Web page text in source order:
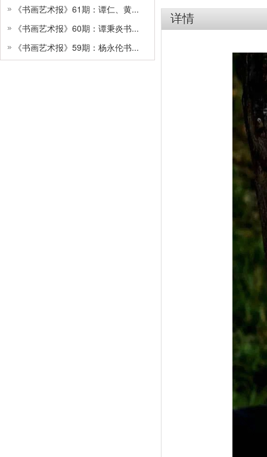
《书画艺术报》61期：谭仁、黄...
《书画艺术报》60期：谭秉炎书...
《书画艺术报》59期：杨永伦书...
详情